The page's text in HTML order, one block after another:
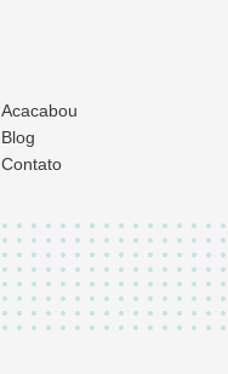
Acacabou
Blog
Contato